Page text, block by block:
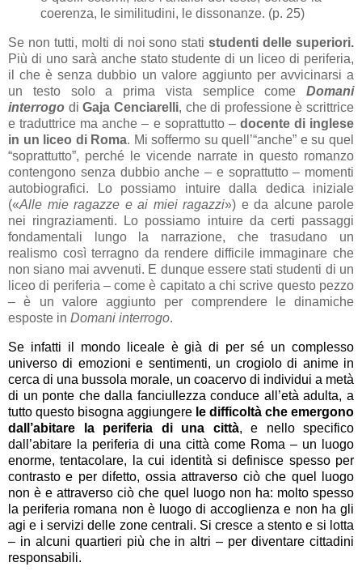
coerenza, le similitudini, le dissonanze. (p. 25)
Se non tutti, molti di noi sono statistudenti delle superiori.
Più di uno sarà anche stato studente di un liceo di periferia,
il che è senza dubbio un valore aggiunto per avvicinarsi a
un testo solo a prima vista semplice come Domani
interrogo diGaja Cenciarelli, che di professione è scrittrice
e traduttrice ma anche – e soprattutto – docente di inglese
in un liceo di Roma. Mi soffermo su quell’“anche” e su quel
“soprattutto”, perché le vicende narrate in questo romanzo
contengono senza dubbio anche – e soprattutto – momenti
autobiografici. Lo possiamo intuire dalla dedica iniziale
(«Alle mie ragazze e ai miei ragazzi») e da alcune parole
nei ringraziamenti. Lo possiamo intuire da certi passaggi
fondamentali lungo la narrazione, che trasudano un
realismo così terragno da rendere difficile immaginare che
non siano mai avvenuti. E dunque essere stati studenti di un
liceo di periferia – come è capitato a chi scrive questo pezzo
– è un valore aggiunto per comprendere le dinamiche
esposte in Domani interrogo.
Se infatti il mondo liceale è già di per sé un complesso
universo di emozioni e sentimenti, un crogiolo di anime in
cerca di una bussola morale, un coacervo di individui a metà
di un ponte che dalla fanciullezza conduce all’età adulta, a
tutto questo bisogna aggiungere le difficoltà che emergono
dall’abitare la periferia di una città, e nello specifico
dall’abitare la periferia di una città come Roma – un luogo
enorme, tentacolare, la cui identità si definisce spesso per
contrasto e per difetto, ossia attraverso ciò che quel luogo
non è e attraverso ciò che quel luogo non ha: molto spesso
la periferia romana non è luogo di accoglienza e non ha gli
agi e i servizi delle zone centrali. Si cresce a stento e si lotta
– in alcuni quartieri più che in altri – per diventare cittadini
responsabili.